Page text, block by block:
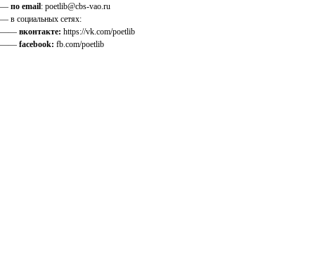
— по email: poetlib@cbs-vao.ru
— в социальных сетях:
—— вконтакте: https://vk.com/poetlib
—— facebook: fb.com/poetlib